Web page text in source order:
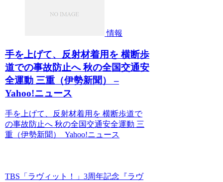
情報
手を上げて、反射材着用を 横断歩
道での事故防止へ 秋の全国交通安
全運動 三重（伊勢新聞） –
Yahoo!ニュース
手を上げて、反射材着用を 横断歩道で
の事故防止へ 秋の全国交通安全運動 三
重（伊勢新聞） Yahoo!ニュース
TBS「ラヴィット！」3周年記念『ラヴ